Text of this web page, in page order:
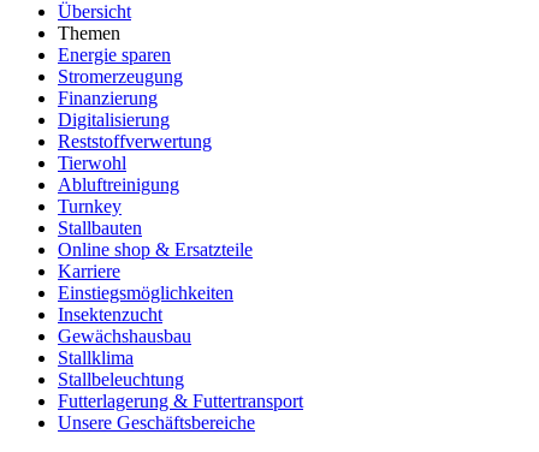
Übersicht
Themen
Energie sparen
Stromerzeugung
Finanzierung
Digitalisierung
Reststoffverwertung
Tierwohl
Abluftreinigung
Turnkey
Stallbauten
Online shop & Ersatzteile
Karriere
Einstiegsmöglichkeiten
Insektenzucht
Gewächshausbau
Stallklima
Stallbeleuchtung
Futterlagerung & Futtertransport
Unsere Geschäftsbereiche